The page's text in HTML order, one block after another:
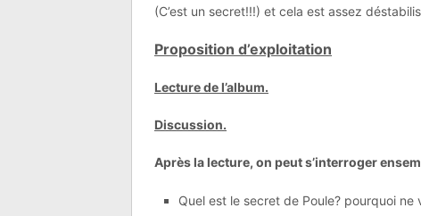
(C’est un secret!!!) et cela est assez
Proposition d’exploitation
Lecture de l’album.
Discussion.
Après la lecture, on peut s’interroger
Quel est le secret de Poule? pourquoi